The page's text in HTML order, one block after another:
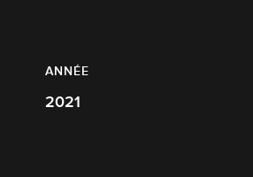
ANNÉE
2021